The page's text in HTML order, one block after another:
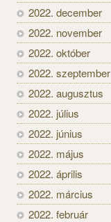
2022. december
2022. november
2022. október
2022. szeptember
2022. augusztus
2022. július
2022. június
2022. május
2022. április
2022. március
2022. február